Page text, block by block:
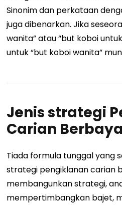
Sinonim dan perkataan
juga dibenarkan. Jika
wanita” atau “but koboi
untuk “but koboi wanita”
Jenis strategi
Carian
Tiada formula tunggal yang
strategi pengiklanan carian
membangunkan strategi,
mempertimbangkan bajet,